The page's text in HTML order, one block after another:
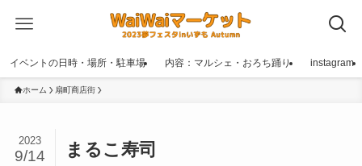
イベントの日時・場所・駐車場 内容：マルシェ・おろち踊り instagram
ホーム 扇町商店街
まるこ寿司
2023
9/14